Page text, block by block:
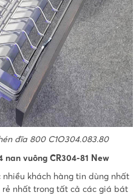
đĩa 800 C1O304.083.80
vuông CR304-81 New
khách hàng tin dùng nhất
nhất trong tất cả các giá bát